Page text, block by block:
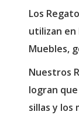
Los
utilizan en
Muebles,
Nuestros
logran
sillas y los